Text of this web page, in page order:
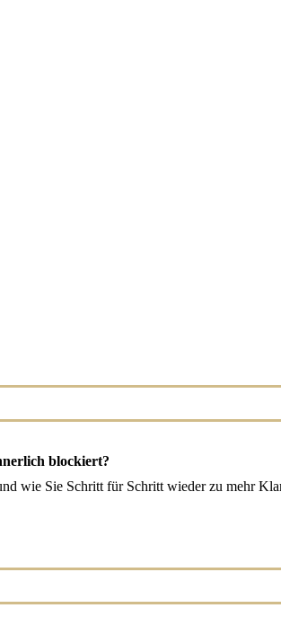
blockiert?
wie Sie Schritt für Schritt wieder zu mehr